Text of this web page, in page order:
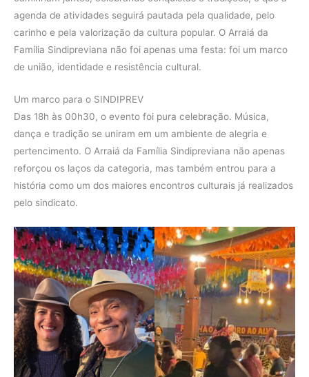
agenda de atividades seguirá pautada pela qualidade, pelo
carinho e pela valorização da cultura popular. O Arraiá da
Família Sindipreviana não foi apenas uma festa: foi um marco
de união, identidade e resistência cultural.
Um marco para o SINDIPREV
Das 18h às 00h30, o evento foi pura celebração. Música,
dança e tradição se uniram em um ambiente de alegria e
pertencimento. O Arraiá da Família Sindipreviana não apenas
reforçou os laços da categoria, mas também entrou para a
história como um dos maiores encontros culturais já realizados
pelo sindicato.